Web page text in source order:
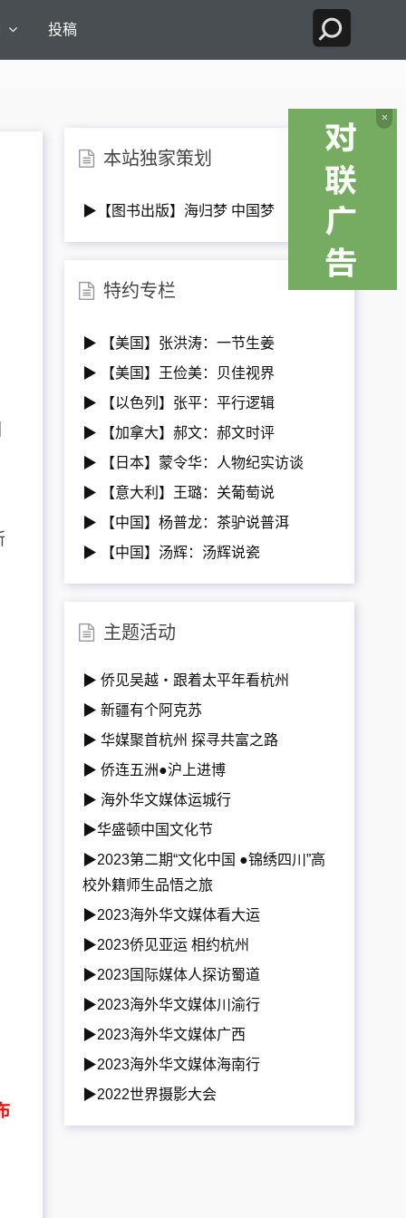
投稿
本站独家策划
▶【图书出版】海归梦 中国梦
特约专栏
▶ 【美国】张洪涛：一节生姜
▶ 【美国】王俭美：贝佳视界
▶ 【以色列】张平：平行逻辑
▶ 【加拿大】郝文：郝文时评
▶ 【日本】蒙令华：人物纪实访谈
▶ 【意大利】王璐：关葡萄说
▶ 【中国】杨普龙：茶驴说普洱
▶ 【中国】汤辉：汤辉说瓷
主题活动
▶ 侨见吴越・跟着太平年看杭州
▶ 新疆有个阿克苏
▶ 华媒聚首杭州 探寻共富之路
▶ 侨连五洲●沪上进博
▶ 海外华文媒体运城行
▶华盛顿中国文化节
▶2023第二期“文化中国 ●锦绣四川”高
校外籍师生品悟之旅
▶2023海外华文媒体看大运
▶2023侨见亚运 相约杭州
▶2023国际媒体人探访蜀道
▶2023海外华文媒体川渝行
▶2023海外华文媒体广西
▶2023海外华文媒体海南行
▶2022世界摄影大会
×